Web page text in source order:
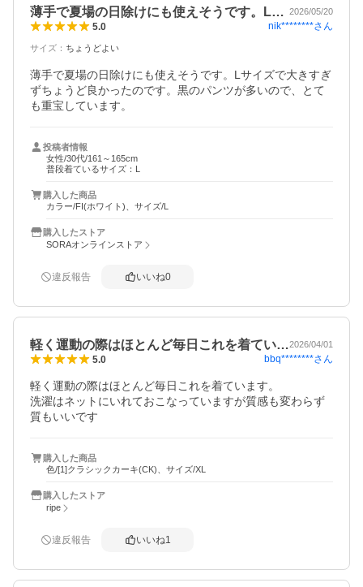
薄手で夏場の日除けにも使えそうです。L… 2026/05/20
5.0 nik********さん
サイズ ： ちょうどよい
薄手で夏場の日除けにも使えそうです。Lサイズで大きすぎ
ずちょうど良かったのです。黒のパンツが多いので、とて
も重宝しています。
投稿者情報
女性/30代/161～165cm
普段着ているサイズ：L
購入した商品
カラー/FI(ホワイト)、サイズ/L
購入したストア
SORAオンラインストア
違反報告 いいね0
軽く運動の際はほとんど毎日これを着てい…2026/04/01
5.0 bbq********さん
軽く運動の際はほとんど毎日これを着ています。
洗濯はネットにいれておこなっていますが質感も変わらず
質もいいです
購入した商品
色/[1]クラシックカーキ(CK)、サイズ/XL
購入したストア
ripe
違反報告 いいね1